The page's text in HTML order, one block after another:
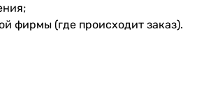
фирмы (где происходит заказ).